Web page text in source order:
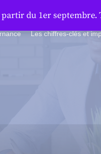
Les chiffres-clés et
du 1er